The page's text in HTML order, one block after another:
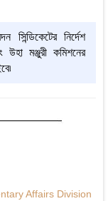
সিন্ডিকেটের নির্দেশ
মঞ্জুরী কমিশনের
Affairs Division